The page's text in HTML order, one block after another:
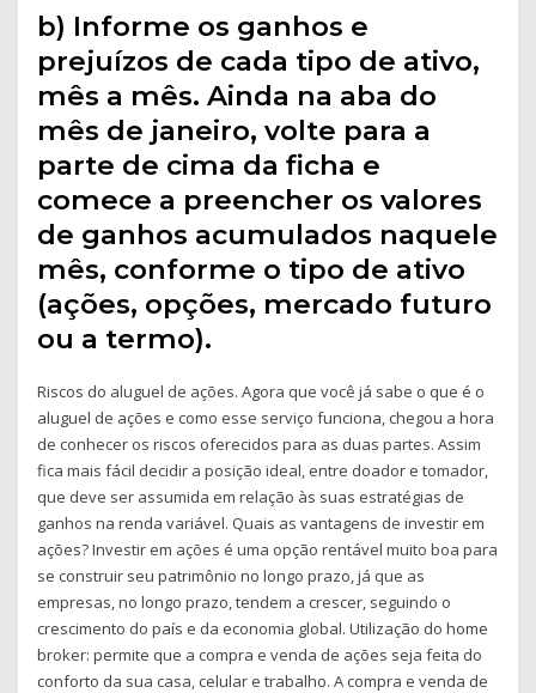
b) Informe os ganhos e
prejuízos de cada tipo de ativo,
mês a mês. Ainda na aba do
mês de janeiro, volte para a
parte de cima da ficha e
comece a preencher os valores
de ganhos acumulados naquele
mês, conforme o tipo de ativo
(ações, opções, mercado futuro
ou a termo).
Riscos do aluguel de ações. Agora que você já sabe o que é o
aluguel de ações e como esse serviço funciona, chegou a hora
de conhecer os riscos oferecidos para as duas partes. Assim
fica mais fácil decidir a posição ideal, entre doador e tomador,
que deve ser assumida em relação às suas estratégias de
ganhos na renda variável. Quais as vantagens de investir em
ações? Investir em ações é uma opção rentável muito boa para
se construir seu patrimônio no longo prazo, já que as
empresas, no longo prazo, tendem a crescer, seguindo o
crescimento do país e da economia global. Utilização do home
broker: permite que a compra e venda de ações seja feita do
conforto da sua casa, celular e trabalho. A compra e venda de